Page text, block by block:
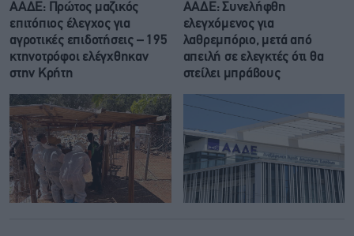
ΑΑΔΕ: Πρώτος μαζικός
επιτόπιος έλεγχος για
αγροτικές επιδοτήσεις – 195
κτηνοτρόφοι ελέγχθηκαν
στην Κρήτη
ΑΑΔΕ: Συνελήφθη
ελεγχόμενος για
λαθρεμπόριο, μετά από
απειλή σε ελεγκτές ότι θα
στείλει μπράβους